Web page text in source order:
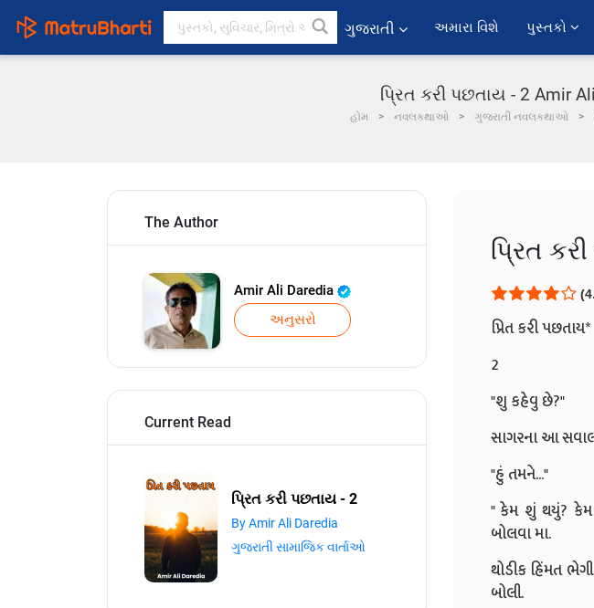
ગુજરાતી અમારા વિશે પુસ્તકો
પ્રિત કરી પછતાય - 2 Amir Ali
હોમ નવલકથાઓ ગુજરાતી નવલકથાઓ
The Author
Amir Ali Daredia
અનુસરો
Current Read
પ્રિત કરી પછતાય - 2
By Amir Ali Daredia
ગુજરાતી સામાજિક વાર્તાઓ
પ્રિત
પ્રિત કરી પછતાય*
2
"શુ કહેવુ છે?"
સાગરના આ
"હું તમને..."
" કેમ શું થયું? કેમ
બોલવા મા.
થોડીક હિંમત
બોલી.